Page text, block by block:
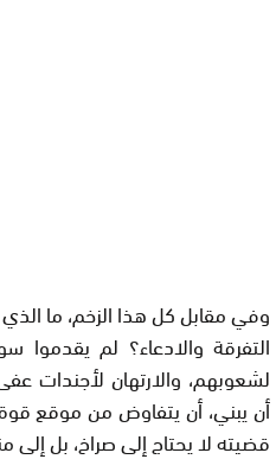
وفي مقابل كل هذا الزخم، ما
التفرقة والادعاء؟ لم يقدموا
لشعوبهم، والارتهان لأجندات
أن يبني، أن يتفاوض من موقع
قضيته لا يحتاج إلى صراخ، بل إلى